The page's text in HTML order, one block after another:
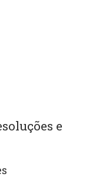
e
–
de
para o
Estrangeira
JULHO DE